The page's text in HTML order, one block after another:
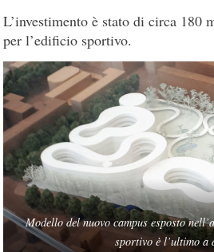
L’investimento è stato di circa
per l’edificio sportivo.
Modello del nuovo campus esposto
sportivo è l’ultimo a